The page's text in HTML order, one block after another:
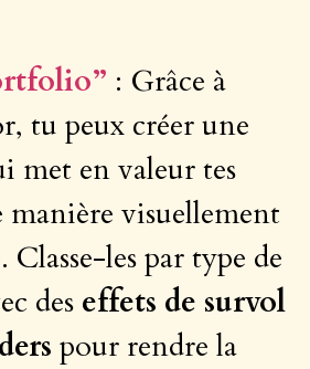
: Grâce à
tu peux créer une
met en valeur tes
manière visuellement
Classe-les par type de
des effets de survol
pour rendre la